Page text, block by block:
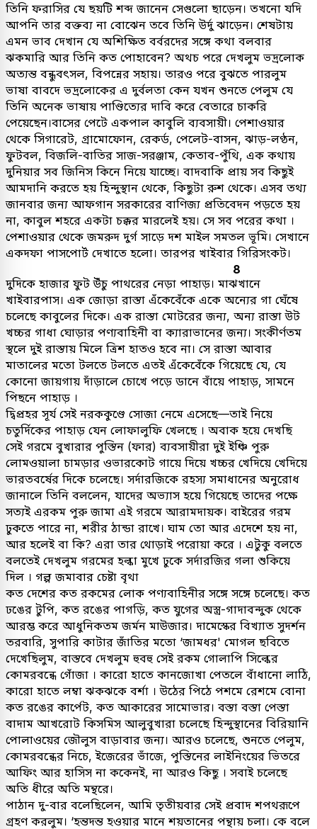
তিনি ফরাসির যে ছয়টি শব্দ জানেন সেগুলো ছাড়েন। তখনো যদি
আপনি তার বক্তব্য না বোঝেন তবে তিনি উর্দু ঝাড়েন। শেষটায়
এমন ভাব দেখান যে অশিক্ষিত বর্বরদের সঙ্গে কথা বলবার
ঝকমারি আর তিনি কত পোহাবেন? অথচ পরে দেখলুম ভদ্রলোক
অত্যন্ত বন্ধুবৎসল, বিপন্নের সহায়। তারও পরে বুঝতে পারলুম
ভাষা বাবদে ভদ্রলোকের এ দুর্বলতা কেন যখন শুনতে পেলুম যে
তিনি অনেক ভাষায় পাণ্ডিত্যের দাবি করে বেতারে চাকরি
পেয়েছেন।বাসের পেটে একপাল কাবুলি ব্যবসায়ী। পেশাওয়ার
থেকে সিগারেট, গ্রামোফোন, রেকর্ড, পেলেট-বাসন, ঝাড়-লণ্ঠন,
ফুটবল, বিজলি-বাতির সাজ-সরঞ্জাম, কেতাব-পুঁথি, এক কথায়
দুনিয়ার সব জিনিস কিনে নিয়ে যাচ্ছে। বাদবাকি প্রায় সব কিছুই
আমদানি করতে হয় হিন্দুস্থান থেকে, কিছুটা রুশ থেকে। এসব তথ্য
জানবার জন্য আফগান সরকারের বাণিজ্য প্রতিবেদন পড়তে হয়
না, কাবুল শহরে একটা চক্কর মারলেই হয়। সে সব পরের কথা ।
পেশাওয়ার থেকে জমরুদ দুর্গ সাড়ে দশ মাইল সমতল ভূমি। সেখানে
একদফা পাসপোর্ট দেখাতে হলো। তারপর খাইবার গিরিসংকট।
8
দুদিকে হাজার ফুট উঁচু পাথরের নেড়া পাহাড়। মাঝখানে
খাইবারপাস। এক জোড়া রাস্তা এঁকেবেঁকে একে অন্যের গা ঘেঁষে
চলেছে কাবুলের দিকে। এক রাস্তা মোটরের জন্য, অন্য রাস্তা উট
খচ্চর গাধা ঘোড়ার পণ্যবাহিনী বা ক্যারাভানের জন্য। সংকীর্ণতম
স্থলে দুই রাস্তায় মিলে ত্রিশ হাতও হবে না। সে রাস্তা আবার
মাতালের মতো টলতে টলতে এতই এঁকেবেঁকে গিয়েছে যে, যে
কোনো জায়গায় দাঁড়ালে চোখে পড়ে ডানে বাঁয়ে পাহাড়, সামনে
পিছনে পাহাড় ।
দ্বিপ্রহর সূর্য সেই নরককুণ্ডে সোজা নেমে এসেছে—তাই নিয়ে
চতুর্দিকের পাহাড় যেন লোফালুফি খেলছে । অবাক হয়ে দেখছি
সেই গরমে বুখারার পুস্তিন (ফার) ব্যবসায়ীরা দুই ইঞ্চি পুরু
লোমওয়ালা চামড়ার ওভারকোট গায়ে দিয়ে খচ্চর খেদিয়ে খেদিয়ে
ভারতবর্ষের দিকে চলেছে। সর্দারজিকে রহস্য সমাধানের অনুরোধ
জানালে তিনি বললেন, যাদের অভ্যাস হয়ে গিয়েছে তাদের পক্ষে
সত্যই এরকম পুরু জামা এই গরমে আরামদায়ক। বাইরের গরম
ঢুকতে পারে না, শরীর ঠান্ডা রাখে। ঘাম তো আর এদেশে হয় না,
আর হলেই বা কি? এরা তার থোড়াই পরোয়া করে । এটুকু বলতে
বলতেই দেখলুম গরমের হল্কা মুখে ঢুকে সর্দারজির গলা শুকিয়ে
দিল । গল্প জমাবার চেষ্টা বৃথা
কত দেশের কত রকমের লোক পণ্যবাহিনীর সঙ্গে সঙ্গে চলেছে। কত
ঢঙের টুপি, কত রঙের পাগড়ি, কত যুগের অস্ত্র-গাদাবন্দুক থেকে
আরম্ভ করে আধুনিকতম জর্মন মাউজার। দামেস্কের বিখ্যাত সুদর্শন
তরবারি, সুপারি কাটার জাঁতির মতো ‘জামধর' মোগল ছবিতে
দেখেছিলুম, বাস্তবে দেখলুম হুবহু সেই রকম গোলাপি সিল্কের
কোমরবন্ধে গোঁজা । কারো হাতে কানজোখা পেতলে বাঁধানো লাঠি,
কারো হাতে লম্বা ঝকঝকে বর্শা । উঠের পিঠে পশমে রেশমে বোনা
কত রঙের কার্পেট, কত আকারের সামোভার। বস্তা বস্তা পেস্তা
বাদাম আখরোট কিসমিস আলুবুখারা চলেছে হিন্দুস্থানের বিরিয়ানি
পোলাওয়ের জৌলুস বাড়াবার জন্য। আরও চলেছে, শুনতে পেলুম,
কোমরবন্ধের নিচে, ইজেরের ভাঁজে, পুস্তিনের লাইনিংয়ের ভিতরে
আফিং আর হাসিস না ককেনই, না আরও কিছু । সবাই চলেছে
অতি ধীরে অতি মন্থরে।
পাঠান দু-বার বলেছিলেন, আমি তৃতীয়বার সেই প্রবাদ শপথরূপে
গ্রহণ করলুম। ‘হন্তদন্ত হওয়ার মানে শয়তানের পন্থায় চলা। কে বলে